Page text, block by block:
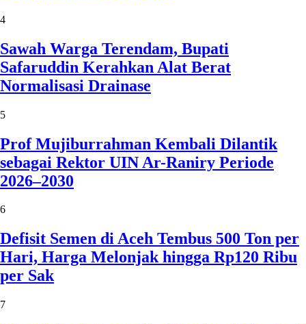
4
Sawah Warga Terendam, Bupati
Safaruddin Kerahkan Alat Berat
Normalisasi Drainase
5
Prof Mujiburrahman Kembali Dilantik
sebagai Rektor UIN Ar-Raniry Periode
2026–2030
6
Defisit Semen di Aceh Tembus 500 Ton per
Hari, Harga Melonjak hingga Rp120 Ribu
per Sak
7